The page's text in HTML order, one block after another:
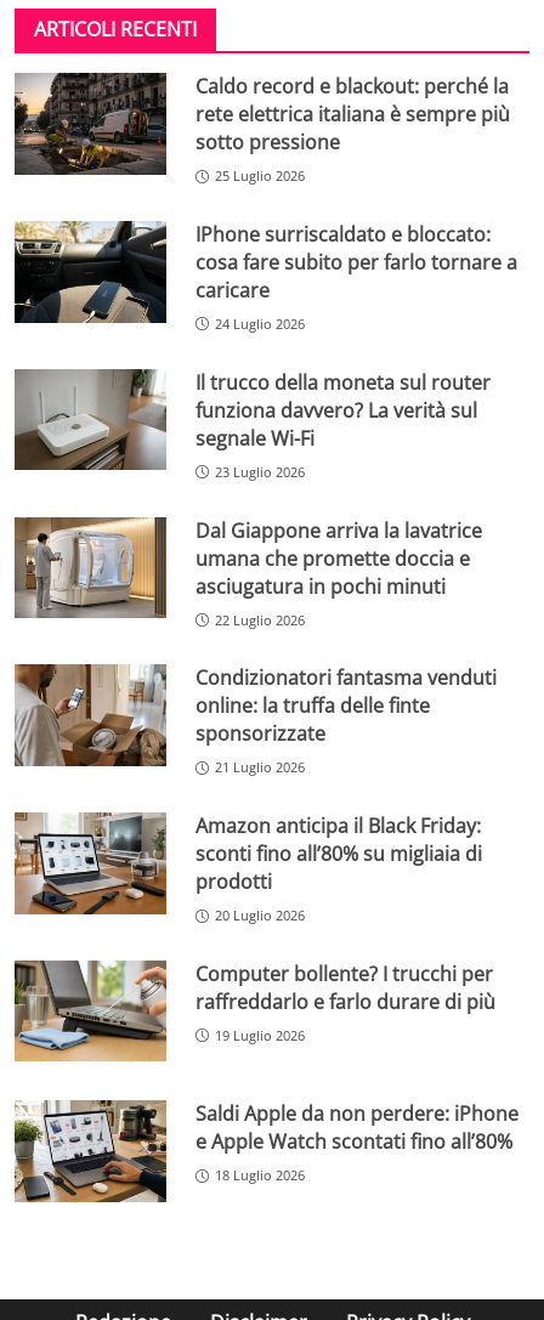
ARTICOLI RECENTI
Caldo record e blackout: perché la
rete elettrica italiana è sempre più
sotto pressione
25 Luglio 2026
IPhone surriscaldato e bloccato:
cosa fare subito per farlo tornare a
caricare
24 Luglio 2026
Il trucco della moneta sul router
funziona davvero? La verità sul
segnale Wi-Fi
23 Luglio 2026
Dal Giappone arriva la lavatrice
umana che promette doccia e
asciugatura in pochi minuti
22 Luglio 2026
Condizionatori fantasma venduti
online: la truffa delle finte
sponsorizzate
21 Luglio 2026
Amazon anticipa il Black Friday:
sconti fino all’80% su migliaia di
prodotti
20 Luglio 2026
Computer bollente? I trucchi per
raffreddarlo e farlo durare di più
19 Luglio 2026
Saldi Apple da non perdere: iPhone
e Apple Watch scontati fino all’80%
18 Luglio 2026